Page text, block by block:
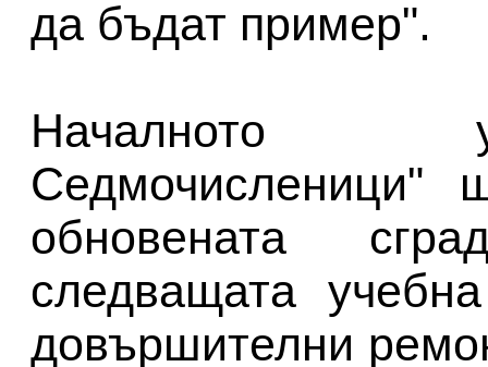
да бъдат пример".
Началното
Седмочисленици"
обновената
следващата
довършителни